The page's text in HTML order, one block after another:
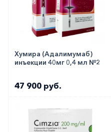
Хумира (Адалимумаб)
инъекции 40мг 0,4 мл №2
47 900 руб.